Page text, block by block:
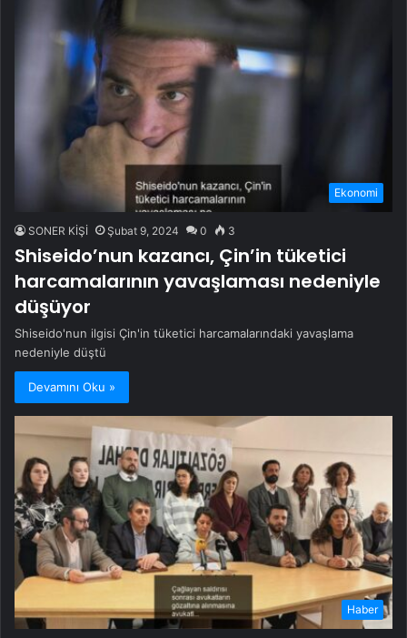
Ekonomi
SONER KİŞİ Şubat 9, 2024 0 3
Shiseido’nun kazancı, Çin’in tüketici
harcamalarının yavaşlaması nedeniyle
düşüyor
Shiseido'nun ilgisi Çin'in tüketici harcamalarındaki yavaşlama
nedeniyle düştü
Devamını Oku »
Haber